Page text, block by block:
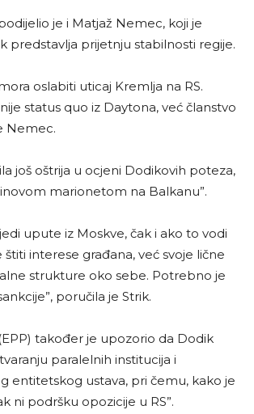
je i Matjaž Nemec, koji je
predstavlja prijetnju stabilnosti regije.
oslabiti uticaj Kremlja na RS.
status quo iz Daytona, već članstvo
Nemec.
još oštrija u ocjeni Dodikovih poteza,
marionetom na Balkanu”.
upute iz Moskve, čak i ako to vodi
interese građana, već svoje lične
strukture oko sebe. Potrebno je
poručila je Strik.
također je upozorio da Dodik
paralelnih institucija i
entitetskog ustava, pri čemu, kako je
ni podršku opozicije u RS”.